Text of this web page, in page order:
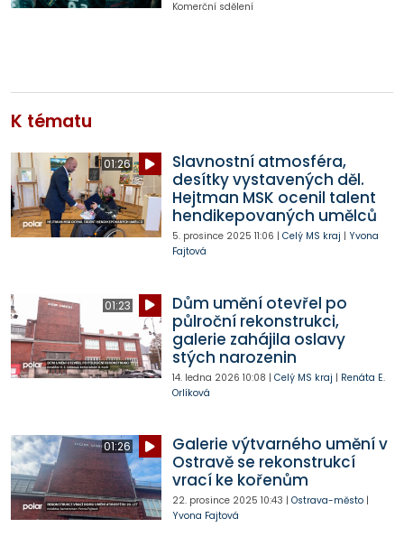
Komerční sdělení
K tématu
01:26
Slavnostní atmosféra,
desítky vystavených děl.
Hejtman MSK ocenil talent
hendikepovaných umělců
5. prosince 2025 11:06 | Celý MS kraj | Yvona
Fajtová
01:23
Dům umění otevřel po
půlroční rekonstrukci,
galerie zahájila oslavy
stých narozenin
14. ledna 2026 10:08 | Celý MS kraj | Renáta E.
Orlíková
01:26
Galerie výtvarného umění v
Ostravě se rekonstrukcí
vrací ke kořenům
22. prosince 2025 10:43 | Ostrava-město|
Yvona Fajtová